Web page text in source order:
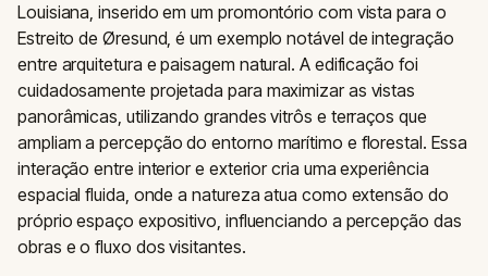
Louisiana, inserido em um promontório com vista para o
Estreito de Øresund, é um exemplo notável de integração
entre arquitetura e paisagem natural. A edificação foi
cuidadosamente projetada para maximizar as vistas
panorâmicas, utilizando grandes vitrôs e terraços que
ampliam a percepção do entorno marítimo e florestal. Essa
interação entre interior e exterior cria uma experiência
espacial fluida, onde a natureza atua como extensão do
próprio espaço expositivo, influenciando a percepção das
obras e o fluxo dos visitantes.